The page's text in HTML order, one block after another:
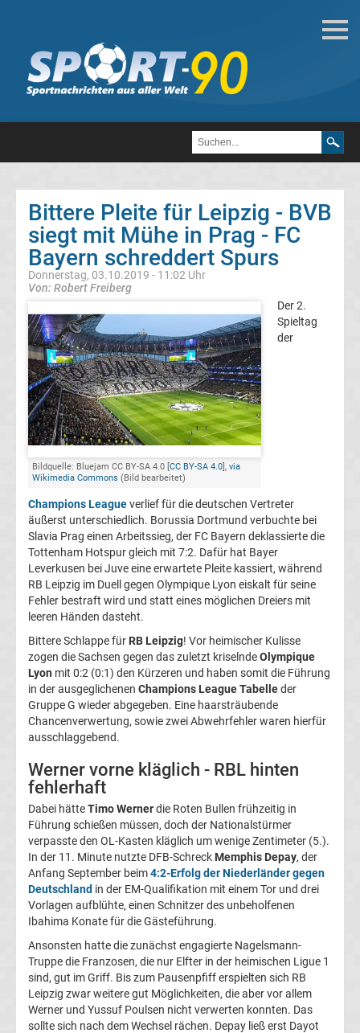
Fußball
Bundesliga
3.
Liga
Pokal
Champions
League
Europa
League
Europa
Conference
League
Premier
League
La
Liga
Serie
A
Türk.
Süper
Lig
Internat.
Bittere Pleite für Leipzig - BVB
siegt mit Mühe in Prag - FC
Bayern schreddert Spurs
Donnerstag, 03.10.2019 - 11:02 Uhr
Von: Robert Freiberg
Bildquelle: Bluejam CC BY-SA 4.0 [CC BY-SA 4.0], via
Wikimedia Commons (Bild bearbeitet)
Der 2.
Spieltag
der
Champions Leagueverlief für die deutschen Vertreter
äußerst unterschiedlich. Borussia Dortmund verbuchte bei
Slavia Prag einen Arbeitssieg, der FC Bayern deklassierte die
Tottenham Hotspur gleich mit 7:2. Dafür hat Bayer
Leverkusen bei Juve eine erwartete Pleite kassiert, während
RB Leipzig im Duell gegen Olympique Lyon eiskalt für seine
Fehler bestraft wird und statt eines möglichen Dreiers mit
leeren Händen dasteht.
Bittere Schlappe für RB Leipzig! Vor heimischer Kulisse
zogen die Sachsen gegen das zuletzt kriselndeOlympique
Lyon mit 0:2 (0:1) den Kürzeren und haben somit die Führung
in der ausgeglichenen Champions League Tabelleder
Gruppe G wieder abgegeben. Eine haarsträubende
Chancenverwertung, sowie zwei Abwehrfehler waren hierfür
ausschlaggebend.
Werner vorne kläglich - RBL hinten
fehlerhaft
Dabei hätteTimo Wernerdie Roten Bullen frühzeitig in
Führung schießen müssen, doch der Nationalstürmer
verpasste den OL-Kasten kläglich um wenige Zentimeter (5.).
In der 11. Minute nutzte DFB-Schreck Memphis Depay, der
Anfang September beim4:2-Erfolg der Niederländer gegen
Deutschland in der EM-Qualifikation mit einem Tor und drei
Vorlagen aufblühte, einen Schnitzer des unbeholfenen
Ibahima Konate für die Gästeführung.
Ansonsten hatte die zunächst engagierte Nagelsmann-
Truppe die Franzosen, die nur Elfter in der heimischen Ligue 1
sind, gut im Griff. Bis zum Pausenpfiff erspielten sich RB
Leipzig zwar weitere gut Möglichkeiten, die aber vor allem
Werner und Yussuf Poulsen nicht verwerten konnten. Das
sollte sich nach dem Wechsel rächen. Depay ließ erst Dayot